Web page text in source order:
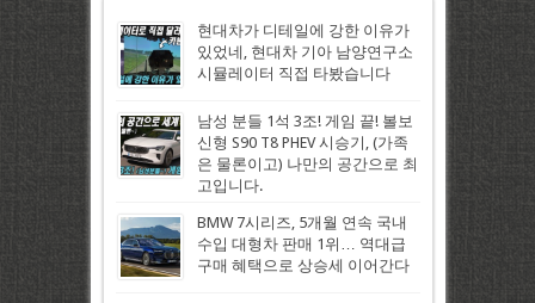
현대차가 디테일에 강한 이유가
있었네, 현대차 기아 남양연구소
시뮬레이터 직접 타봤습니다
남성 분들 1석 3조! 게임 끝! 볼보
신형 S90 T8 PHEV 시승기, (가족
은 물론이고) 나만의 공간으로 최
고입니다.
BMW 7시리즈, 5개월 연속 국내
수입 대형차 판매 1위… 역대급
구매 혜택으로 상승세 이어간다